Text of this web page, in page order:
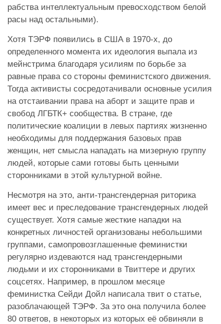
рабства интеллектуальным превосходством белой
расы над остальными).
Хотя ТЭРФ появились в США в 1970-х, до
определенного момента их идеология выпала из
мейнстрима благодаря усилиям по борьбе за
равные права со стороны феминистского движения.
Тогда активисты сосредотачивали основные усилия
на отстаивании права на аборт и защите прав и
свобод ЛГБТК+ сообщества. В стране, где
политические коалиции в левых партиях жизненно
необходимы для поддержания базовых прав
женщин, нет смысла нападать на мизерную группу
людей, которые сами готовы быть ценными
сторонниками в этой культурной войне.
Несмотря на это, анти-трансгендерная риторика
имеет вес и преследование трансгендерных людей
существует. Хотя самые жесткие нападки на
конкретных личностей организованы небольшими
группами, самопровозглашенные феминистки
регулярно издеваются над трансгендерными
людьми и их сторонниками в Твиттере и других
соцсетях. Например, в прошлом месяце
феминистка Сейди Дойл написала твит о статье,
разоблачающей ТЭРФ. За это она получила более
80 ответов, в некоторых из которых её обвиняли в